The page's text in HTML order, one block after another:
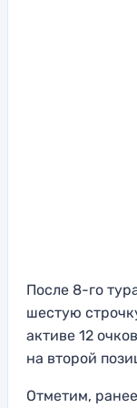
После 8-го
шестую
активе 12
на второй
Отметим,